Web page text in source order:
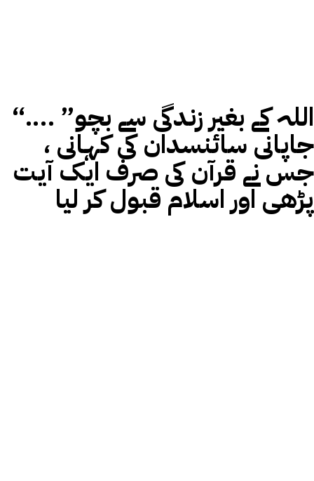
“اللہ کے بغیر زندگی سے بچو” ….
جاپانی سائنسدان کی کہانی ،
جس نے قرآن کی صرف ایک آیت
پڑھی اور اسلام قبول کر لیا